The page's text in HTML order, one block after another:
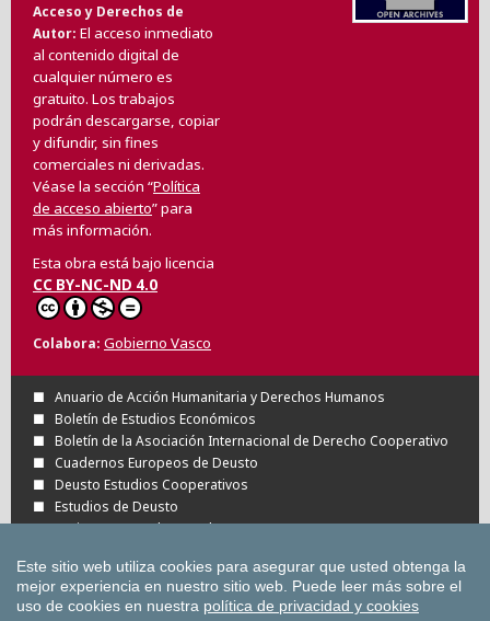
Acceso y Derechos de
Autor El acceso inmediato
al contenido digital de
cualquier número es
gratuito. Los trabajos
podrán descargarse, copiar
y difundir, sin fines
comerciales ni derivadas.
Véase la sección “Política
de acceso abierto” para
más información.
Esta obra está bajo licencia
CC BY-NC-ND 4.0
Colabora Gobierno Vasco
Anuario de Acción Humanitaria y Derechos Humanos
Boletín de Estudios Económicos
Boletín de la Asociación Internacional de Derecho Cooperativo
Cuadernos Europeos de Deusto
Deusto Estudios Cooperativos
Estudios de Deusto
Revista Deusto de Derechos Humanos
Todas las Revistas Científicas de Deusto en
OJS
Todas las publicaciones de la Universidad
Este sitio web utiliza cookies para asegurar que usted obtenga la
mejor experiencia en nuestro sitio web. Puede leer más sobre el
uso de cookies en nuestra política de privacidad y cookies